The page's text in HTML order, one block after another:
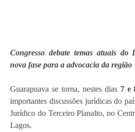
Congresso debate temas atuais
nova fase para a advocacia da região
Guarapuava se torna, nestes dias 7 e
importantes discussões jurídicas do
Jurídico do Terceiro Planalto, no
Lagos.